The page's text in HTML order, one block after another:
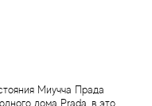
Миучча Прада
дома Prada, в это